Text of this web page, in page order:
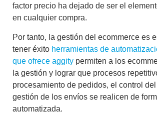
factor precio ha dejado de ser el
en cualquier compra.
Por tanto, la gestión del ecommerce es
tener éxito herramientas de
que ofrece aggity permiten a los
la gestión y lograr que procesos
procesamiento de pedidos, el control
gestión de los envíos se realicen de
automatizada.